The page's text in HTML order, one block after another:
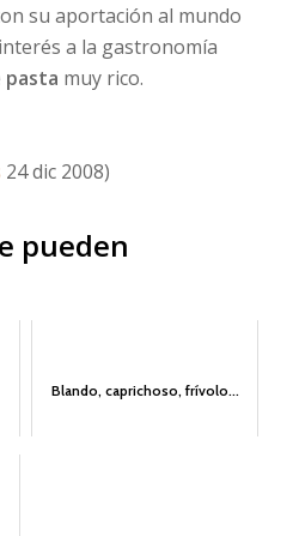
su aportación al mundo
a la gastronomía
pasta muy rico.
24 dic 2008)
pueden
Blando, caprichoso, frívolo...